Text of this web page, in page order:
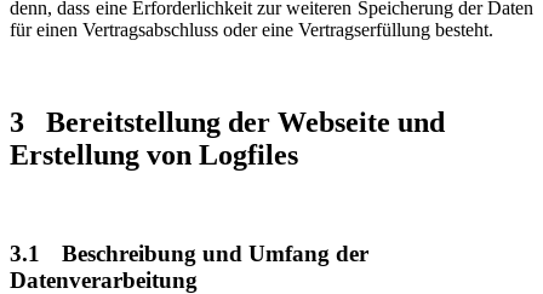
denn, dass eine Erforderlichkeit zur weiteren Speicherung der Daten
für einen Vertragsabschluss oder eine Vertragserfüllung besteht.
3
Bereitstellung der Webseite und
Erstellung von Logfiles
3.1
Beschreibung und Umfang der
Datenverarbeitung